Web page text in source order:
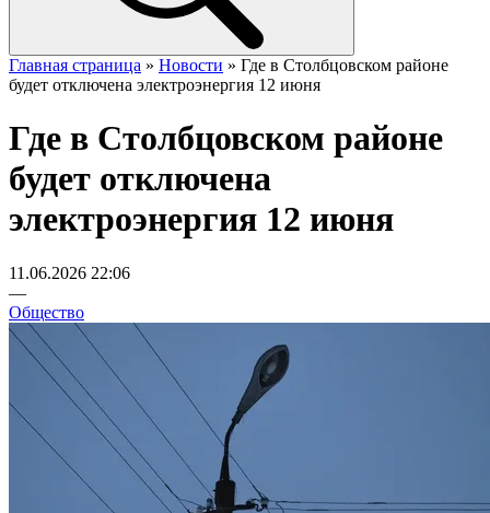
Главная страница » Новости » Где в Столбцовском районе
будет отключена электроэнергия 12 июня
Где в Столбцовском районе
будет отключена
электроэнергия 12 июня
11.06.2026 22:06
—
Общество